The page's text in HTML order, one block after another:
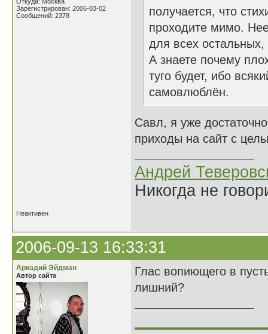
Зарегистрирован: 2006-03-02
Сообщений: 2378
получается, что
проходите мимо.
для всех
А знаете почему
туго будет, ибо
самовлюблён.
Савл, я уже
приходы на сайт с
Андрей
Никогда не
Неактивен
2006-09-13 16:33:31
Аркадий Эйдман
Автор сайта
Глас вопиющего в
лишний?